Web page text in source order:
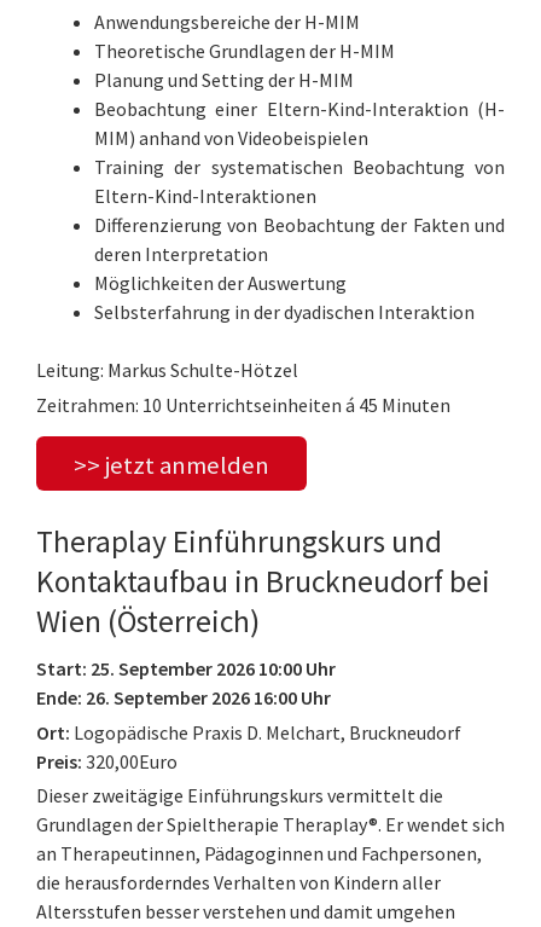
Anwendungsbereiche der H-MIM
Theoretische Grundlagen der H-MIM
Planung und Setting der H-MIM
Beobachtung einer Eltern-Kind-Interaktion (H-
MIM) anhand von Videobeispielen
Training der systematischen Beobachtung von
Eltern-Kind-Interaktionen
Differenzierung von Beobachtung der Fakten und
deren Interpretation
Möglichkeiten der Auswertung
Selbsterfahrung in der dyadischen Interaktion
Leitung: Markus Schulte-Hötzel
Zeitrahmen: 10 Unterrichtseinheiten á 45 Minuten
>> jetzt anmelden
Theraplay Einführungskurs und
Kontaktaufbau in Bruckneudorf bei
Wien (Österreich)
Start: 25. September 2026 10:00 Uhr
Ende: 26. September 2026 16:00 Uhr
Ort: Logopädische Praxis D. Melchart, Bruckneudorf
Preis: 320,00Euro
Dieser zweitägige Einführungskurs vermittelt die
Grundlagen der Spieltherapie Theraplay®. Er wendet sich
an Therapeutinnen, Pädagoginnen und Fachpersonen,
die herausforderndes Verhalten von Kindern aller
Altersstufen besser verstehen und damit umgehen